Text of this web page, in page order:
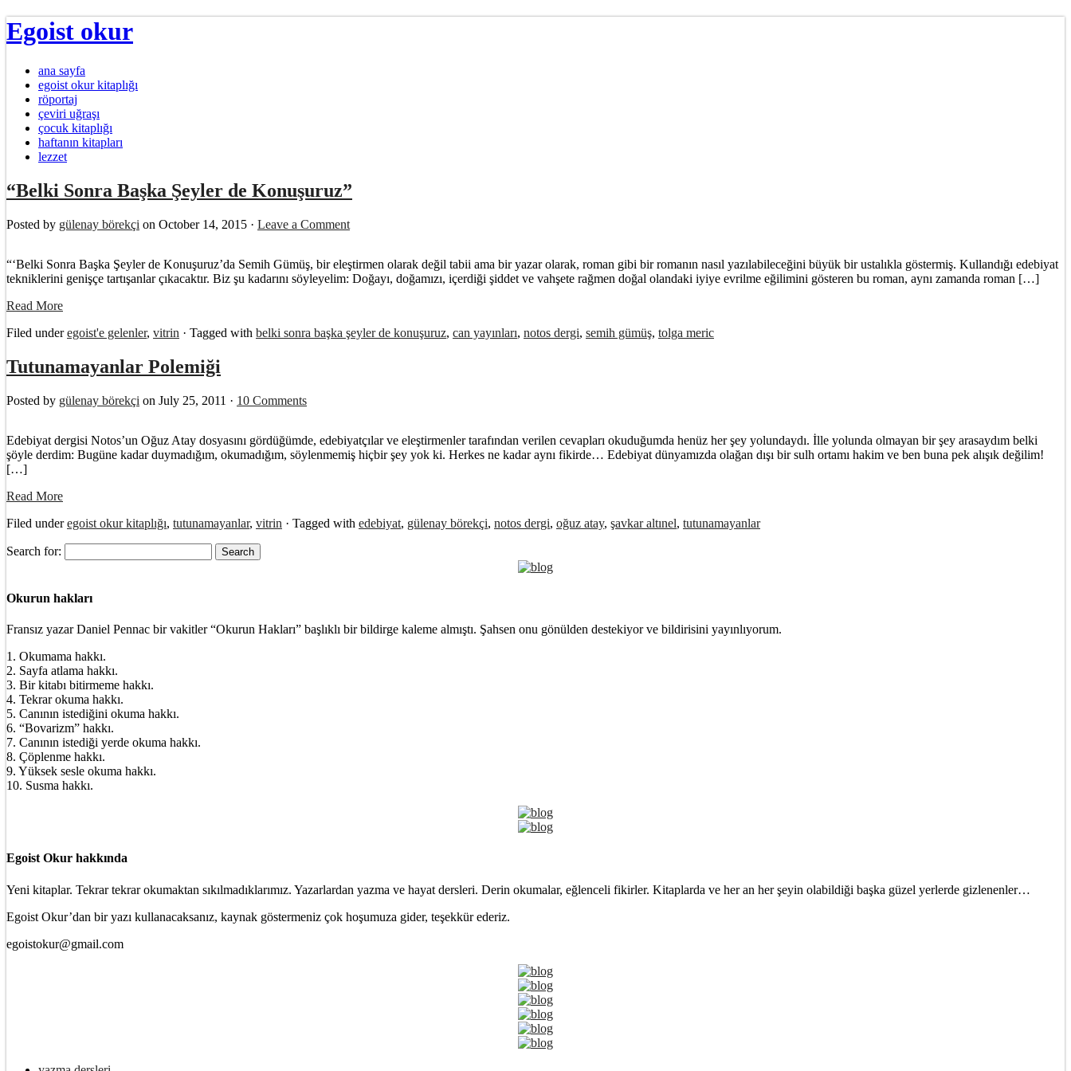
Egoist okur
ana sayfa
egoist okur kitaplığı
röportaj
çeviri uğraşı
çocuk kitaplığı
haftanın kitapları
lezzet
“Belki Sonra Başka Şeyler de Konuşuruz”
Posted by gülenay börekçi on October 14, 2015 · Leave a Comment
“‘Belki Sonra Başka Şeyler de Konuşuruz’da Semih Gümüş, bir eleştirmen olarak değil tabii ama bir yazar olarak, roman gibi bir romanın nasıl yazılabileceğini büyük bir ustalıkla göstermiş. Kullandığı edebiyat
tekniklerini genişçe tartışanlar çıkacaktır. Biz şu kadarını söyleyelim: Doğayı, doğamızı, içerdiği şiddet ve vahşete rağmen doğal olandaki iyiye evrilme eğilimini gösteren bu roman, aynı zamanda roman […]
Read More
Filed underegoist'e gelenler, vitrin · Tagged with belki sonra başka şeyler de konuşuruz, can yayınları, notos dergi, semih gümüş, tolga meric
Tutunamayanlar Polemiği
Posted by gülenay börekçi on July 25, 2011 · 10 Comments
Edebiyat dergisi Notos’un Oğuz Atay dosyasını gördüğümde, edebiyatçılar ve eleştirmenler tarafından verilen cevapları okuduğumda henüz her şey yolundaydı. İlle yolunda olmayan bir şey arasaydım belki
şöyle derdim: Bugüne kadar duymadığım, okumadığım, söylenmemiş hiçbir şey yok ki. Herkes ne kadar aynı fikirde… Edebiyat dünyamızda olağan dışı bir sulh ortamı hakim ve ben buna pek alışık değilim!
[…]
Read More
Filed underegoist okur kitaplığı, tutunamayanlar, vitrin · Tagged with edebiyat, gülenay börekçi, notos dergi, oğuz atay, şavkar altınel, tutunamayanlar
Search for:
Okurun hakları
Fransız yazar Daniel Pennac bir vakitler “Okurun Hakları” başlıklı bir bildirge kaleme almıştı. Şahsen onu gönülden destekiyor ve bildirisini yayınlıyorum.
1. Okumama hakkı.
2. Sayfa atlama hakkı.
3. Bir kitabı bitirmeme hakkı.
4. Tekrar okuma hakkı.
5. Canının istediğini okuma hakkı.
6. “Bovarizm” hakkı.
7. Canının istediği yerde okuma hakkı.
8. Çöplenme hakkı.
9. Yüksek sesle okuma hakkı.
10. Susma hakkı.
Egoist Okur hakkında
Yeni kitaplar. Tekrar tekrar okumaktan sıkılmadıklarımız. Yazarlardan yazma ve hayat dersleri. Derin okumalar, eğlenceli fikirler. Kitaplarda ve her an her şeyin olabildiği başka güzel yerlerde gizlenenler…
Egoist Okur’dan bir yazı kullanacaksanız, kaynak göstermeniz çok hoşumuza gider, teşekkür ederiz.
egoistokur@gmail.com